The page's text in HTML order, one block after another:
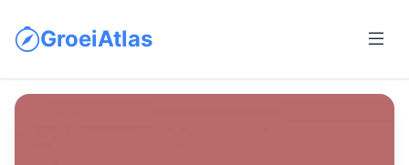
GroeiAtlas